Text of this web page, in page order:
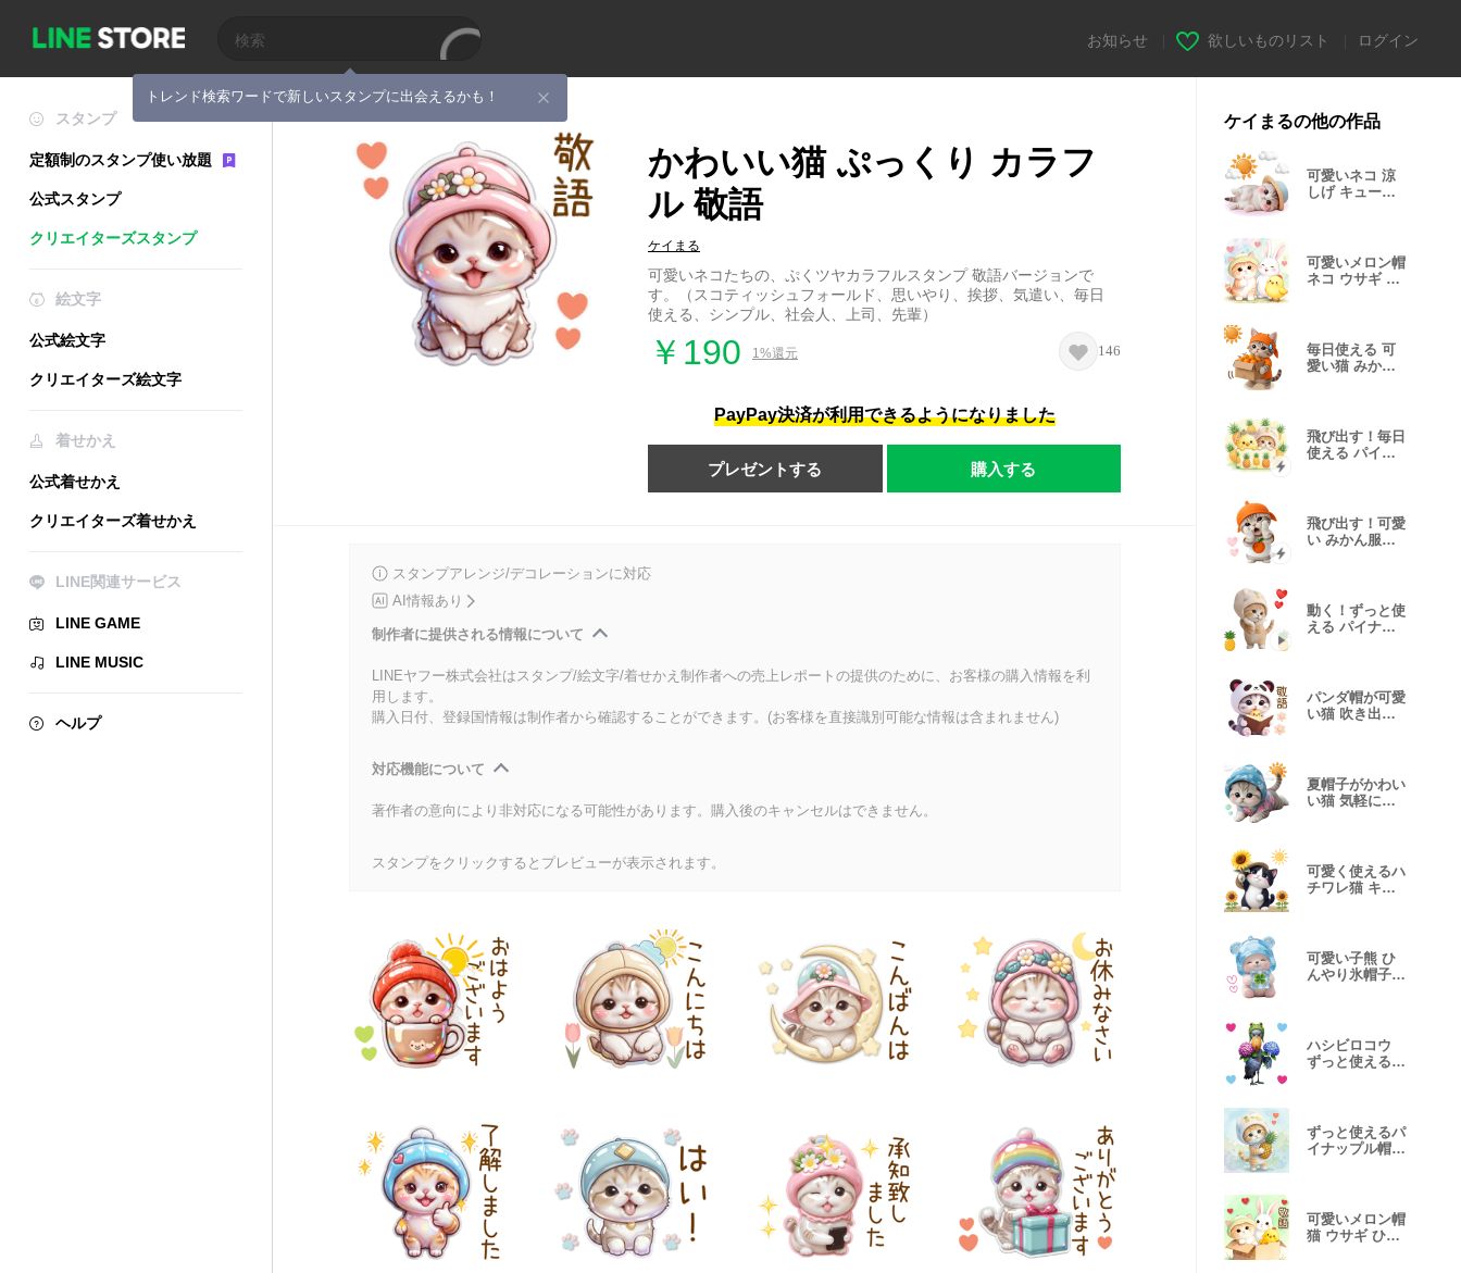
トレンド検索ワードで新しいスタンプに出会えるかも！
お知らせ 欲しいものリスト ログイン
スタンプ
定額制のスタンプ使い放題
公式スタンプ
クリエイターズスタンプ
絵文字
公式絵文字
クリエイターズ絵文字
着せかえ
公式着せかえ
クリエイターズ着せかえ
LINE関連サービス
LINE GAME
LINE MUSIC
ヘルプ
かわいい猫 ぷっくり カラフ
ル 敬語
ケイまる
可愛いネコたちの、ぷくツヤカラフルスタンプ 敬語バージョンで
す。（スコティッシュフォールド、思いやり、挨拶、気遣い、毎日
使える、シンプル、社会人、上司、先輩）
￥190 1%還元 146
PayPay決済が利用できるようになりました
プレゼントする 購入する
スタンプアレンジ/デコレーションに対応
AI情報あり
制作者に提供される情報について
LINEヤフー株式会社はスタンプ/絵文字/着せかえ制作者への売上レポートの提供のために、お客様の購入情報を利
用します。
購入日付、登録国情報は制作者から確認することができます。(お客様を直接識別可能な情報は含まれません)
対応機能について
著作者の意向により非対応になる可能性があります。購入後のキャンセルはできません。
スタンプをクリックするとプレビューが表示されます。
ケイまるの他の作品
可愛いネコ 涼
しげ キュート
可愛いメロン帽
ネコ ウサギ ひ
毎日使える 可
愛い猫 みかん
飛び出す！毎日
使える パイナ
飛び出す！可愛
い みかん服ネ
動く！ずっと使
える パイナッ
パンダ帽が可愛
い猫 吹き出し
夏帽子がかわい
い猫 気軽に使
可愛く使えるハ
チワレ猫 キュ
可愛い子熊 ひ
んやり氷帽子
ハシビロコウ
ずっと使える
ずっと使えるパ
イナップル帽ネ
可愛いメロン帽
猫 ウサギ ひよ